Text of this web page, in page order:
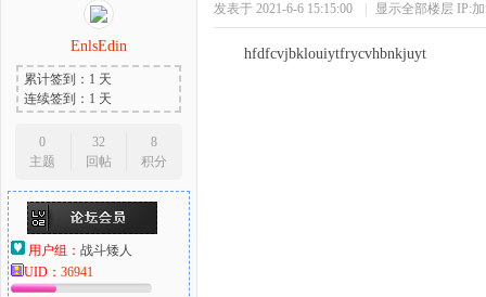
EnlsEdin
累计签到：1 天
连续签到：1 天
0
主题
32
回帖
8
积分
用户组： 战斗矮人
UID： 36941
发表于 2021-6-6 15:15:00 显示全部楼层 IP:
hfdfcvjbklouiytfrycvhbnkjuyt